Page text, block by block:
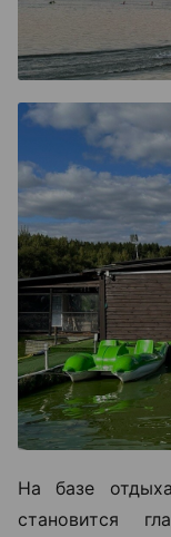
На базе
становится